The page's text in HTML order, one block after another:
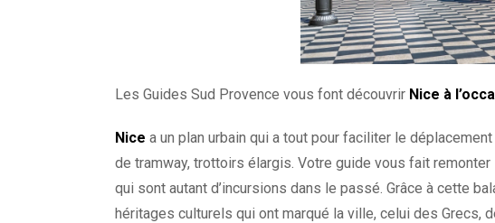
Les Guides Sud Provence vous font découvrir Nice à
Nice a un plan urbain qui a tout pour faciliter le
de tramway, trottoirs élargis. Votre guide vous fait
qui sont autant d’incursions dans le passé. Grâce à cette
héritages culturels qui ont marqué la ville, celui des Grecs,